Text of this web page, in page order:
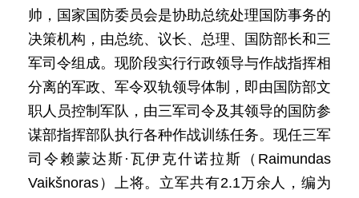
帅，国家国防委员会是协助总统处理国防事务的
决策机构，由总统、议长、总理、国防部长和三
军司令组成。现阶段实行行政领导与作战指挥相
分离的军政、军令双轨领导体制，即由国防部文
职人员控制军队，由三军司令及其领导的国防参
谋部指挥部队执行各种作战训练任务。现任三军
司令赖蒙达斯·瓦伊克什诺拉斯（Raimundas
Vaikšnoras）上将。立军共有2.1万余人，编为